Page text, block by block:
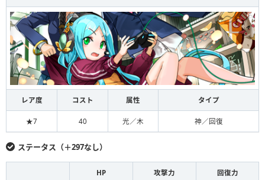
レア度 コスト 属性 タイプ
★7 40 光／木 神／回復
ステータス（＋297なし）
HP 攻撃力 回復力